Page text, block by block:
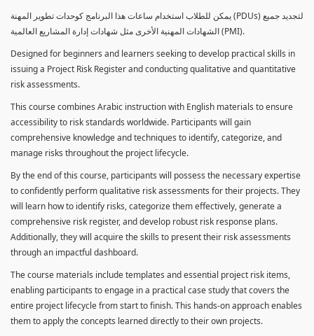
يمكن للطلاب استخدام ساعات هذا البرنامج كوحدات تطوير المهنة (PDUs) لتجديد جميع
الشهادات المهنية الأخرى مثل شهادات إدارة المشاريع العالمية (PMI).
Designed for beginners and learners seeking to develop practical skills in
issuing a Project Risk Register and conducting qualitative and quantitative
risk assessments.
This course combines Arabic instruction with English materials to ensure
accessibility to risk standards worldwide. Participants will gain
comprehensive knowledge and techniques to identify, categorize, and
manage risks throughout the project lifecycle.
By the end of this course, participants will possess the necessary expertise
to confidently perform qualitative risk assessments for their projects. They
will learn how to identify risks, categorize them effectively, generate a
comprehensive risk register, and develop robust risk response plans.
Additionally, they will acquire the skills to present their risk assessments
through an impactful dashboard.
The course materials include templates and essential project risk items,
enabling participants to engage in a practical case study that covers the
entire project lifecycle from start to finish. This hands-on approach enables
them to apply the concepts learned directly to their own projects.